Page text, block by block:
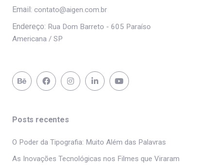
Email: contato@aigen.com.br
Endereço: Rua Dom Barreto - 605 Paraíso
Americana / SP
Posts recentes
O Poder da Tipografia: Muito Além das Palavras
As Inovações Tecnológicas nos Filmes que Viraram